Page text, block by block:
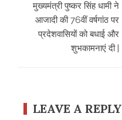
मुख्यमंत्री पुष्कर सिंह धामी ने
आजादी की 76वीं वर्षगांठ पर
प्रदेशवासियों को बधाई और
शुभकामनाएं दी |
LEAVE A REPLY